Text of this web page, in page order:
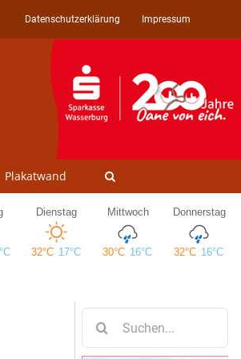
Datenschutzerklärung Impressum
Plakatwand
nach: